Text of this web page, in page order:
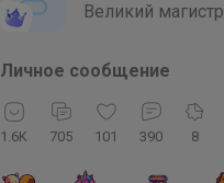
Великий магистр
Личное сообщение
1.6K 705 101 390 8